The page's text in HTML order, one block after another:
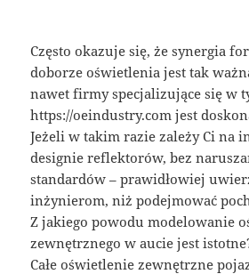
Często okazuje się, że synergia
doborze oświetlenia jest tak
nawet firmy specjalizujące się w
https://oeindustry.com jest
Jeżeli w takim razie zależy Ci na
designie reflektorów, bez
standardów – prawidłowiej
inżynierom, niż podejmować
Z jakiego powodu modelowanie
zewnętrznego w aucie jest
Całe oświetlenie zewnętrzne